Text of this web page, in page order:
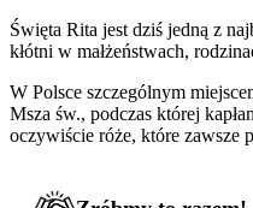
Święta Rita jest dziś jedną z
kłótni w małżeństwach,
W Polsce szczególnym
Msza św., podczas której
oczywiście róże, które zawsze